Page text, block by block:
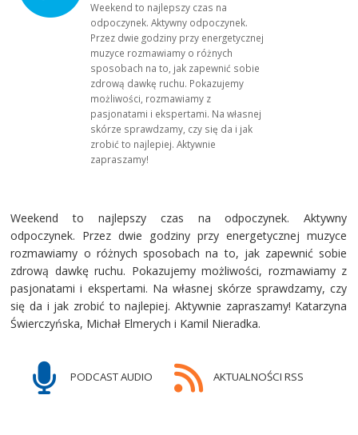
Weekend to najlepszy czas na
odpoczynek. Aktywny odpoczynek.
Przez dwie godziny przy energetycznej
muzyce rozmawiamy o różnych
sposobach na to, jak zapewnić sobie
zdrową dawkę ruchu. Pokazujemy
możliwości, rozmawiamy z
pasjonatami i ekspertami. Na własnej
skórze sprawdzamy, czy się da i jak
zrobić to najlepiej. Aktywnie
zapraszamy!
Weekend to najlepszy czas na odpoczynek. Aktywny
odpoczynek. Przez dwie godziny przy energetycznej muzyce
rozmawiamy o różnych sposobach na to, jak zapewnić sobie
zdrową dawkę ruchu. Pokazujemy możliwości, rozmawiamy z
pasjonatami i ekspertami. Na własnej skórze sprawdzamy, czy
się da i jak zrobić to najlepiej. Aktywnie zapraszamy! Katarzyna
Świerczyńska, Michał Elmerych i Kamil Nieradka.
PODCAST AUDIO AKTUALNOŚCI RSS